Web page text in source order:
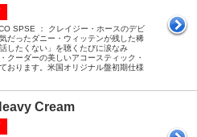
SPSE ： クレイジー・ホースのデビ
だったダニー・ウィッテンが残した稀
したくない」を聴くたびに涙なみ
クーダーの美しいアコースティック・
おります。米国オリジナル盤初期仕様
Cream